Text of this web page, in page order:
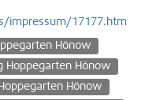
impressum/17177.htm
Hönow
Hoppegarten Hönow
Hönow